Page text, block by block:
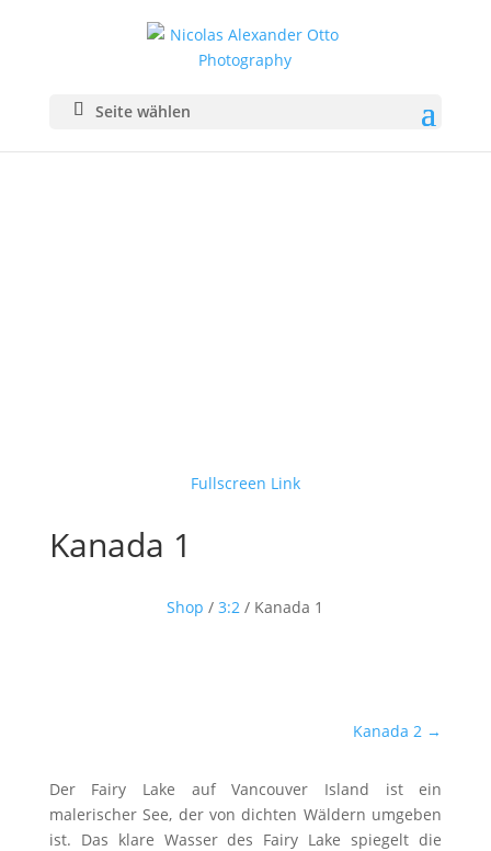
Seite wählen
Fullscreen Link
Kanada 1
Shop /3:2 / Kanada 1
Kanada 2 →
Der Fairy Lake auf Vancouver Island ist ein
malerischer See, der von dichten Wäldern umgeben
ist. Das klare Wasser des Fairy Lake spiegelt die